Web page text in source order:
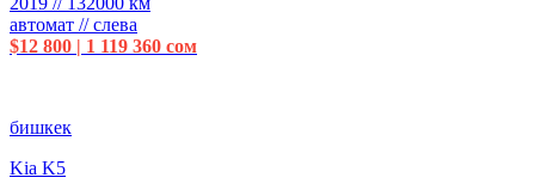
автомат // слева
$12 800 | 1 119 360 сом
бишкек
Kia K5